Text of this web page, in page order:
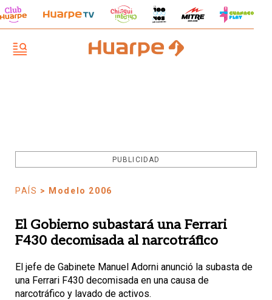
PUBLICIDAD
PAÍS > Modelo 2006
El Gobierno subastará una Ferrari
F430 decomisada al narcotráfico
El jefe de Gabinete Manuel Adorni anunció la subasta de
una Ferrari F430 decomisada en una causa de
narcotráfico y lavado de activos.